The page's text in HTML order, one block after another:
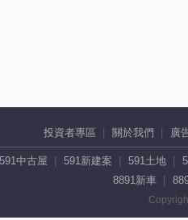
投資者專區 關於我們 廣
591中古屋 591新建案 591土地
8891新車